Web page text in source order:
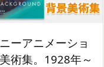
ーアニメーショ
術集。1928年～